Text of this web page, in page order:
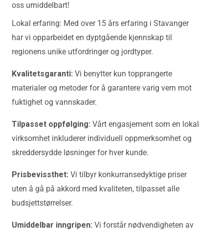
oss umiddelbart!
Lokal erfaring: Med over 15 års erfaring i Stavanger
har vi opparbeidet en dyptgående kjennskap til
regionens unike utfordringer og jordtyper.
Kvalitetsgaranti: Vi benytter kun topprangerte
materialer og metoder for å garantere varig vern mot
fuktighet og vannskader.
Tilpasset oppfølging: Vårt engasjement som en lokal
virksomhet inkluderer individuell oppmerksomhet og
skreddersydde løsninger for hver kunde.
Prisbevissthet: Vi tilbyr konkurransedyktige priser
uten å gå på akkord med kvaliteten, tilpasset alle
budsjettstørrelser.
Umiddelbar inngripen: Vi forstår nødvendigheten av